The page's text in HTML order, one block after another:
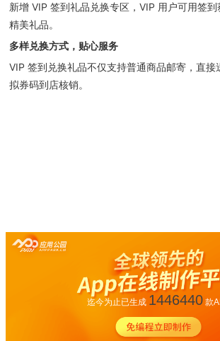
新增 VIP 签到礼品兑换专区，VIP 用户可用签
精美礼品。
多样兑换方式，贴心服务
VIP 签到兑换礼品不仅支持普通商品邮寄，直接
拟券码到店核销。
迄今为止已生成 1446440款